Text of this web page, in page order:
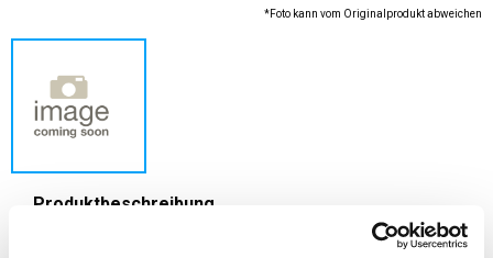
*Foto kann vom Originalprodukt abweichen
Produktbeschreibung
Durch den Perforationsprozess können diese